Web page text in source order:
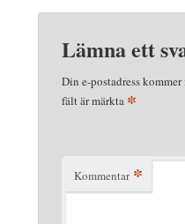
Lämna ett
Din e-postadress
fält är märkta *
Kommentar *